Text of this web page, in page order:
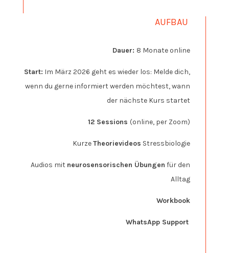
AUFBAU
Dauer: 8 Monate online
Start: Im März 2026 geht es wieder los: Melde dich,
wenn du gerne informiert werden möchtest, wann
der nächste Kurs startet
12 Sessions (online, per Zoom)
KurzeTheorievideos Stressbiologie
Audios mit neurosensorischen Übungen für den
Alltag
Workbook
WhatsApp Support